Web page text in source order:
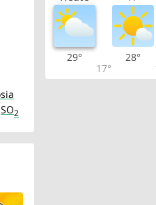
SO2
29°
17°
28°